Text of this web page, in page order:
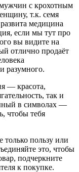
мужчин с крохотным
т.к. семя
медицина
если мы тут про
вы видите на
отлично продаёт
разумного.
— красота,
так и
в символах —
чтобы тебя
только пользу или
это, чтобы
подчеркните
к покупке.